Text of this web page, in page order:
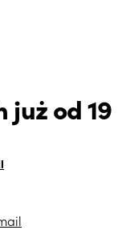
już od 19